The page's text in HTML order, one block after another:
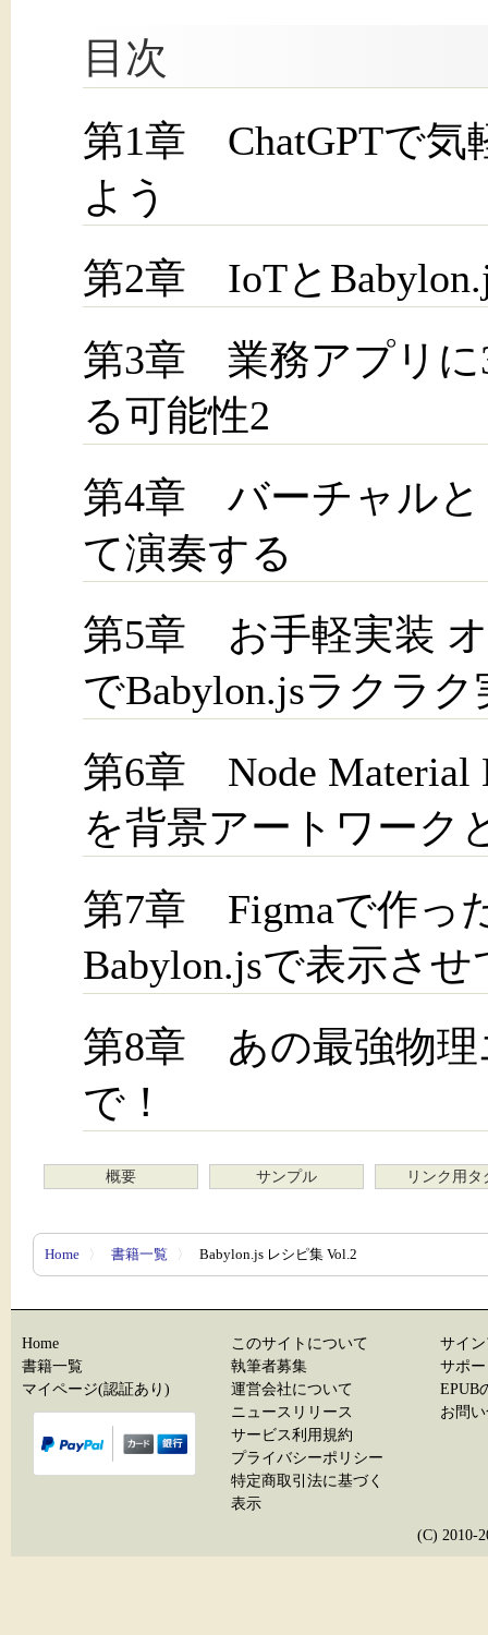
目次
第1章 ChatGPTで気
よう
第2章 IoTと
第3章 業務アプリに
る可能性2
第4章 バーチャルと
て演奏する
第5章 お手軽実装
でBabylon.jsラクラク
第6章 Node Material
を背景アートワーク
第7章 Figmaで作っ
Babylon.jsで表示さ
第8章 あの最強物理
で！
概要 サンプル リンク用タ
Home 〉 書籍一覧 〉 Babylon.js レシピ集 Vol.2
Home
書籍一覧
マイページ(認証あり)
このサイトについて
執筆者募集
運営会社について
ニュースリリース
サービス利用規約
プライバシーポリシー
特定商取引法に基づく
表示
サイ
サポ
EPUB
お問
(C) 2010-